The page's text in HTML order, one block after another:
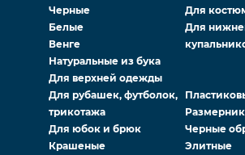
Черные
Белые
Венге
Натуральные из бука
Для верхней одежды
Для
Для
Для рубашек, футболок,
трикотажа
Для юбок и брюк
Крашеные
Черные
Элитные